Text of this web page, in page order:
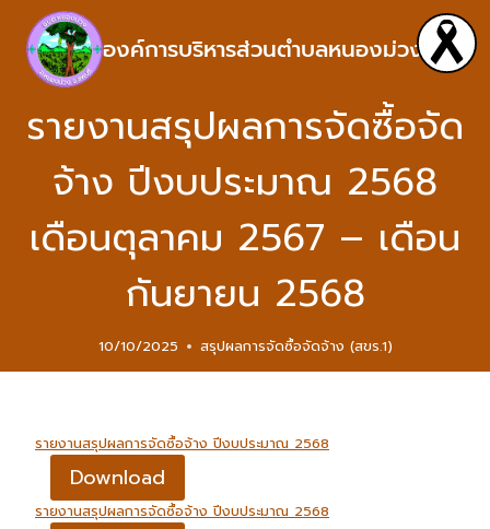
องค์การบริหารส่วนตำบลหนองม่วง
รายงานสรุปผลการจัดซื้อจัด
จ้าง ปีงบประมาณ 2568
เดือนตุลาคม 2567 – เดือน
กันยายน 2568
10/10/2025 สรุปผลการจัดซื้อจัดจ้าง (สขร.1)
รายงานสรุปผลการจัดซื้อจ้าง ปีงบประมาณ 2568
Download
รายงานสรุปผลการจัดซื้อจ้าง ปีงบประมาณ 2568